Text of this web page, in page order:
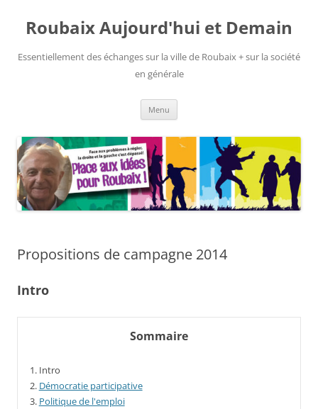
contenu
Roubaix Aujourd'hui et Demain
Essentiellement des échanges sur la ville de Roubaix + sur la société
en générale
Menu
Propositions de campagne 2014
Intro
Sommaire
1. Intro
2. Démocratie participative
3. Politique de l'emploi